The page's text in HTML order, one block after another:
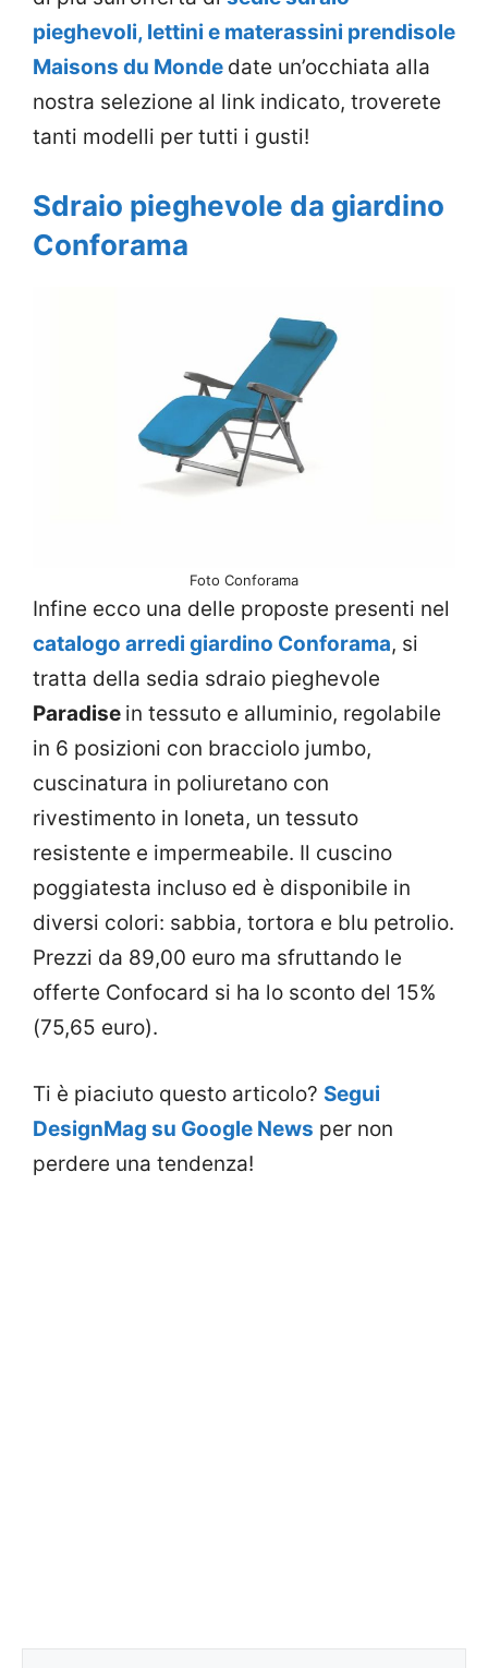
pieghevoli, lettini e materassini prendisole
Maisons du Monde date un’occhiata alla
nostra selezione al link indicato, troverete
tanti modelli per tutti i gusti!
Sdraio pieghevole da giardino
Conforama
Foto Conforama
Infine ecco una delle proposte presenti nel
catalogo arredi giardino Conforama, si
tratta della sedia sdraio pieghevole
Paradise in tessuto e alluminio, regolabile
in 6 posizioni con bracciolo jumbo,
cuscinatura in poliuretano con
rivestimento in loneta, un tessuto
resistente e impermeabile. Il cuscino
poggiatesta incluso ed è disponibile in
diversi colori: sabbia, tortora e blu petrolio.
Prezzi da 89,00 euro ma sfruttando le
offerte Confocard si ha lo sconto del 15%
(75,65 euro).
Ti è piaciuto questo articolo? Segui
DesignMag su Google News per non
perdere una tendenza!